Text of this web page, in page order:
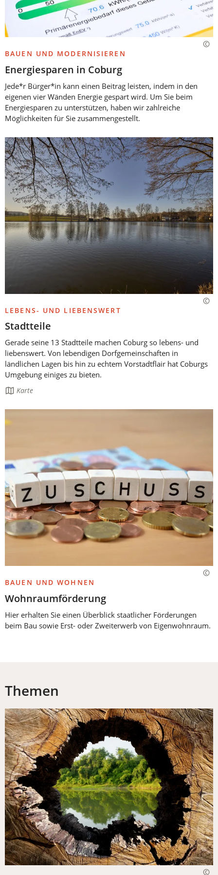
BAUEN UND MODERNISIEREN
Energiesparen in Coburg
Jede*r Bürger*in kann einen Beitrag leisten, indem in den
eigenen vier Wänden Energie gespart wird. Um Sie beim
Energiesparen zu unterstützen, haben wir zahlreiche
Möglichkeiten für Sie zusammengestellt.
LEBENS- UND LIEBENSWERT
Stadtteile
Gerade seine 13 Stadtteile machen Coburg so lebens- und
liebenswert. Von lebendigen Dorfgemeinschaften in
ländlichen Lagen bis hin zu echtem Vorstadtflair hat Coburgs
Umgebung einiges zu bieten.
Die
enthält:
Karte
BAUEN UND WOHNEN
Wohnraumförderung
Hier erhalten Sie einen Überblick staatlicher Förderungen
beim Bau sowie Erst- oder Zweiterwerb von Eigenwohnraum.
Themen